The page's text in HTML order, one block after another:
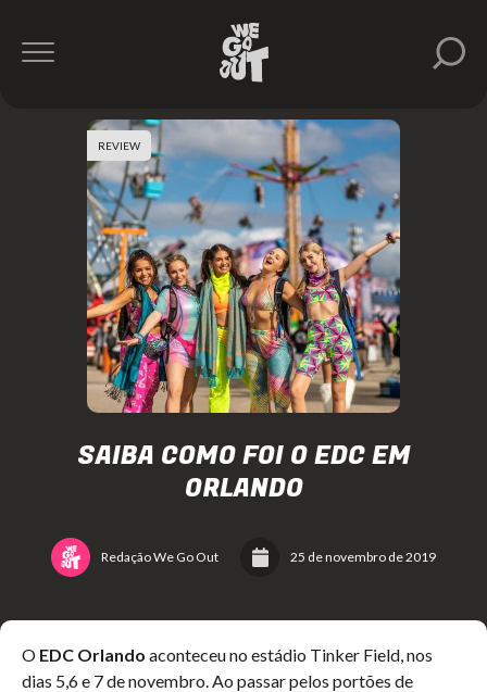
SAIBA COMO FOI O EDC EM
ORLANDO
Redação We Go Out 25 de novembro de 2019
REVIEW
O EDC Orlando aconteceu no estádio Tinker Field, nos
dias 5,6 e 7 de novembro. Ao passar pelos portões de